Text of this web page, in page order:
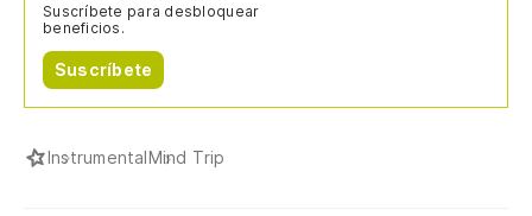
Suscríbete para desbloquear
beneficios.
Suscríbete
InstrumentalMind Trip